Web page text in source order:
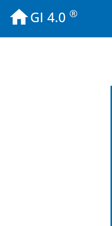
GI 4.0 ®